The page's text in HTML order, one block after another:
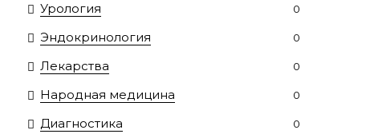
Урология 0
Эндокринология 0
Лекарства 0
Народная медицина 0
Диагностика 0